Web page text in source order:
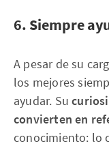
6. Siempre
A pesar de su
los mejores
ayudar. Su
convierten en
conocimiento: lo